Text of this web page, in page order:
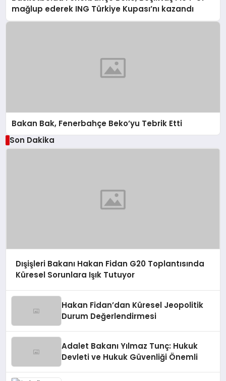
mağlup ederek ING Türkiye Kupası’nı kazandı
Bakan Bak, Fenerbahçe Beko’yu Tebrik Etti
Son Dakika
Dışişleri Bakanı Hakan Fidan G20 Toplantısında
Küresel Sorunlara Işık Tutuyor
Hakan Fidan’dan Küresel Jeopolitik
Durum Değerlendirmesi
Adalet Bakanı Yılmaz Tunç: Hukuk
Devleti ve Hukuk Güvenliği Önemli